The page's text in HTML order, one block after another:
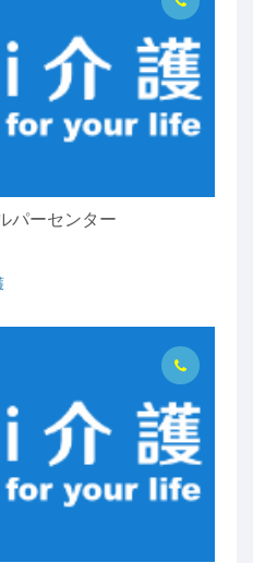
パーセンター